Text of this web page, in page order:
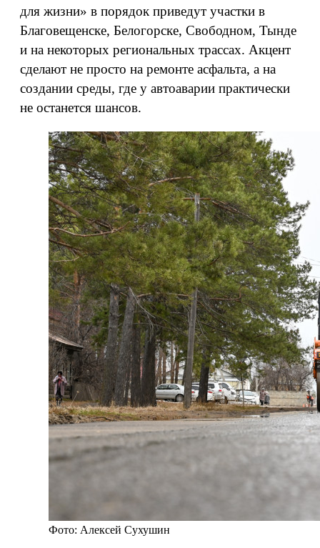
для жизни» в порядок приведут участки в
Благовещенске, Белогорске, Свободном, Тынде
и на некоторых региональных трассах. Акцент
сделают не просто на ремонте асфальта, а на
создании среды, где у автоаварии практически
не останется шансов.
Фото: Алексей Сухушин